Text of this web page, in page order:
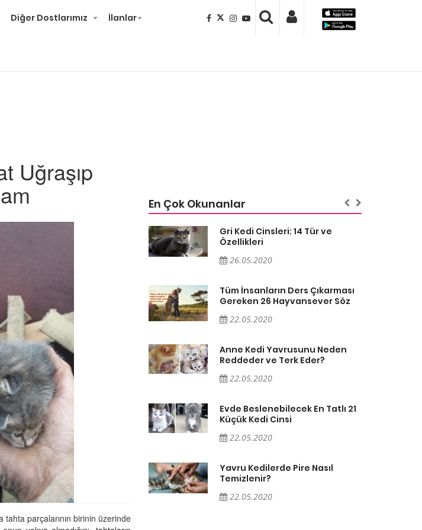
Diğer Dostlarımız İlanlar
Uğraşıp
parçalarının birinin üzerinde
En Çok Okunanlar
Gereken 26 Hayvansever Söz
22.05.2020
Anne Kedi Yavrusunu Neden
Reddeder ve Terk Eder?
22.05.2020
Evde Beslenebilecek En Tatlı 21
Küçük Kedi Cinsi
22.05.2020
Yavru Kedilerde Pire Nasıl
Temizlenir?
22.05.2020
Gri Kedi Cinsleri: 14 Tür ve
Özellikleri
26.05.2020
Tüm İnsanların Ders Çıkarması
Gereken 26 Hayvansever Söz
22.05.2020
Anne Kedi Yavrusunu Neden
Reddeder ve Terk Eder?
22.05.2020
Evde Beslenebilecek En Tatlı 21
Küçük Kedi Cinsi
22.05.2020
Yavru Kedilerde Pire Nasıl
Temizlenir?
22.05.2020